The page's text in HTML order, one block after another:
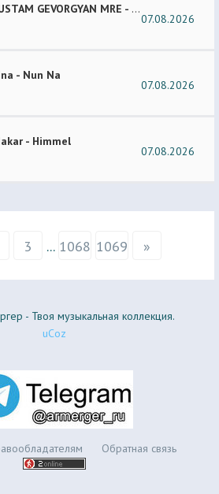
RUSTAM GEVORGYAN MRE - GAR XOROVATC
07.08.2026
- Nun Na
07.08.2026
- Himmel
07.08.2026
3 ... 1068 1069 »
- Твоя музыкальная коллекция.
uCoz
Обратная связь